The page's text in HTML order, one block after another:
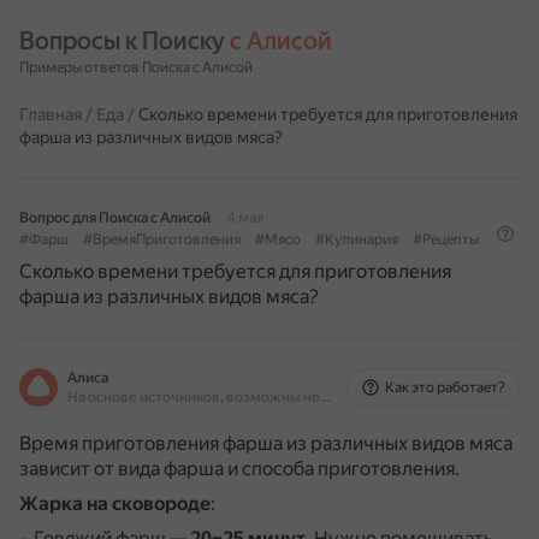
Вопросы к Поиску с Алисой
Примеры ответов Поиска с Алисой
Главная / Еда / Сколько времени требуется для приготовления
фарша из различных видов мяса?
Вопрос для Поиска с Алисой
4 мая
#Фарш
#ВремяПриготовления #Мясо #Кулинария #Рецепты
Сколько времени требуется для приготовления
фарша из различных видов мяса?
Алиса
На основе источников, возможны неточности
Как это работает?
Время приготовления фарша из различных видов мяса
зависит от вида фарша и способа приготовления.
Жарка на сковороде: